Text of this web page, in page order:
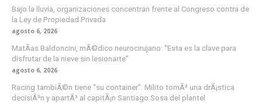
Bajo la lluvia, organizaciones concentran frente al Congreso contra de
la Ley de Propiedad Privada
agosto 6, 2026
MatÃ­as Baldoncini, mÃ©dico neurocirujano: “Esta es la clave para
disfrutar de la nieve sin lesionarte”
agosto 6, 2026
Racing tambiÃ©n tiene “su container”: Milito tomÃ³ una drÃ¡stica
decisiÃ³n y apartÃ³ al capitÃ¡n Santiago Sosa del plantel